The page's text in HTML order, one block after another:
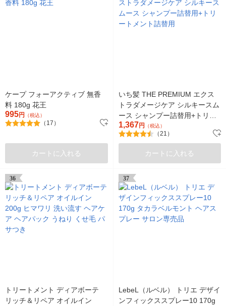
ケープ フォーアクティブ 無香
料 180g 花王
995円 （税込）
（17）
カートに入れる
いち髪 THE PREMIUM エクス
トラダメージケア シルキースム
ース シャンプー詰替用+トリー
トメント詰替用
1,367円 （税込）
（21）
カートに入れる
36
トリートメント ディアボーテ
リッチ＆リペア オイルイン
37
LebeL（ルベル） トリエ デザイ
ンフィックススプレー10 170g